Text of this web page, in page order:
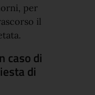
per
il
caso di
di